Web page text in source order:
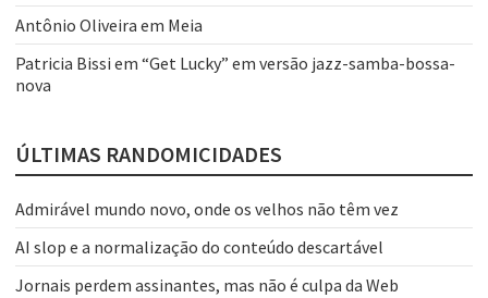
Antônio Oliveira em Meia
Patricia Bissi em “Get Lucky” em versão jazz-samba-bossa-
nova
ÚLTIMAS RANDOMICIDADES
Admirável mundo novo, onde os velhos não têm vez
AI slop e a normalização do conteúdo descartável
Jornais perdem assinantes, mas não é culpa da Web